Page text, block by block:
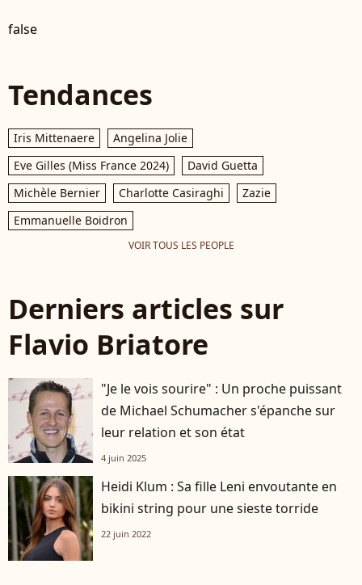
false
Tendances
Iris Mittenaere
Angelina Jolie
Eve Gilles (Miss France 2024)
David Guetta
Michèle Bernier
Charlotte Casiraghi
Zazie
Emmanuelle Boidron
VOIR TOUS LES PEOPLE
Derniers articles sur
Flavio Briatore
"Je le vois sourire" : Un proche puissant
de Michael Schumacher s'épanche sur
leur relation et son état
4 juin 2025
Heidi Klum : Sa fille Leni envoutante en
bikini string pour une sieste torride
22 juin 2022